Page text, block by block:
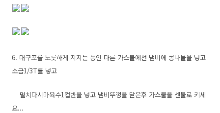
6. 대구포를 노릇하게 지지는 동안 다른 가스불에선 냄비에 콩나물을 넣고
소금1/3T를 넣고
멸치다시마육수1컵반을 넣고 냄비뚜껑을 닫은후 가스불을 센불로 키세
요...